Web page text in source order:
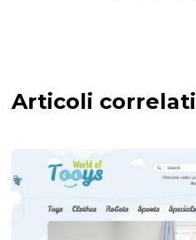
Articoli correlati